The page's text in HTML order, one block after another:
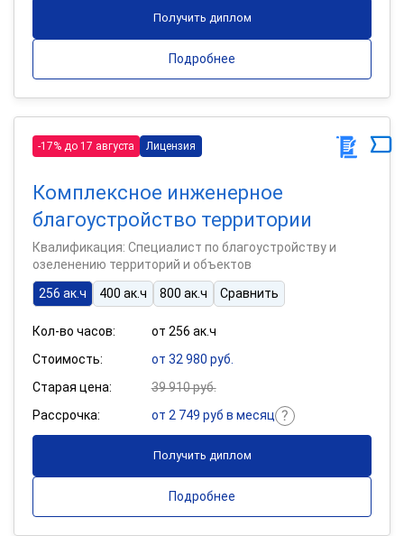
Получить диплом
Подробнее
-17% до 17 августа Лицензия
Комплексное инженерное
благоустройство территории
Квалификация: Специалист по благоустройству и
озеленению территорий и объектов
256 ак.ч
400 ак.ч 800 ак.ч Сравнить
Кол-во часов:
от 256 ак.ч
Стоимость:
от 32 980 руб.
Старая цена:
39 910 руб.
Рассрочка:
от 2 749 руб в месяц
Получить диплом
Подробнее